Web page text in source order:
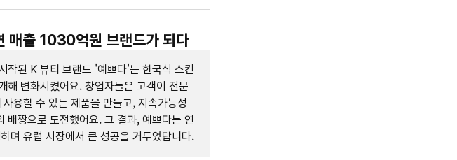
매출 1030억원 브랜드가 되다
작된 K 뷰티 브랜드 '예쁘다'는 한국식 스킨
해 변화시켰어요. 창업자들은 고객이 전문
용할 수 있는 제품을 만들고, 지속가능성
배짱으로 도전했어요. 그 결과, 예쁘다는 연
며 유럽 시장에서 큰 성공을 거두었답니다.